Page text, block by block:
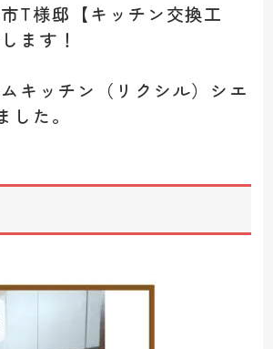
T様邸【キッチン交換工
ます！
キッチン（リクシル）シエ
した。